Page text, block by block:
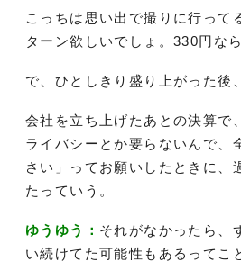
こっちは思い出で撮りに行って
ターン欲しいでしょ。330円な
で、ひとしきり盛り上がった
会社を立ち上げたあとの決算で
ライバシーとか要らないんで、
さい」ってお願いしたときに、
たっていう。
ゆうゆう： それがなかったら、
い続けてた可能性もあるってこ